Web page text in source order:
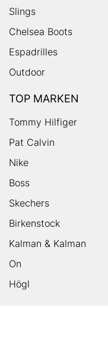
Slings
Chelsea Boots
Espadrilles
Outdoor
TOP MARKEN
Tommy Hilfiger
Pat Calvin
Nike
Boss
Skechers
Birkenstock
Kalman & Kalman
On
Högl